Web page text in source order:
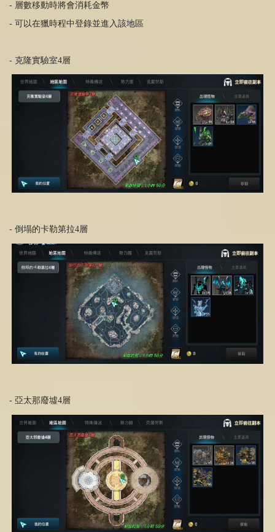
- 層數移動時將會消耗金幣
- 可以在獵時程中登錄並進入該地區
- 克隆實驗室4層
- 倒塌的卡勒第拉4層
- 亞太那廢墟4層